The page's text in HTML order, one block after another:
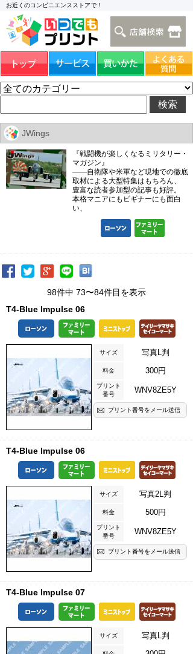
お近くのコンビニエンスストアで！
JWings
『戦闘機が楽しくなるミリタリー・
マガジン』
――自衛隊や米軍など現地での徹底
取材による大型特集はもちろん、
豊富な読者参加型の記事も好評。
本格マニアにもビギナーにも面白
い、
98件中 73〜84件目を表示
T4-Blue Impulse 06
サイズ 写真L判
料金 300円
プリント
番号
WNV8ZE5Y
プリント番号をメール送信
T4-Blue Impulse 06
サイズ 写真2L判
料金 500円
プリント
番号
WNV8ZE5Y
プリント番号をメール送信
T4-Blue Impulse 07
サイズ 写真L判